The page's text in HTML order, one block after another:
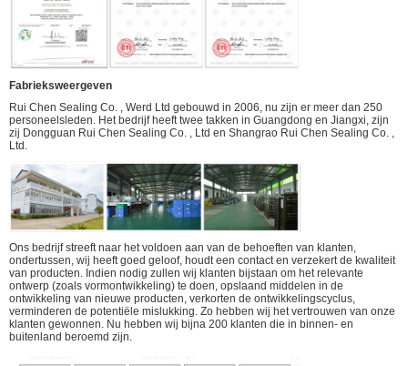
Fabrieksweergeven
Rui Chen Sealing Co. , Werd Ltd gebouwd in 2006, nu zijn er meer dan 250
personeelsleden. Het bedrijf heeft twee takken in Guangdong en Jiangxi, zijn
zij Dongguan Rui Chen Sealing Co. , Ltd en Shangrao Rui Chen Sealing Co. ,
Ltd.
Ons bedrijf streeft naar het voldoen aan van de behoeften van klanten,
ondertussen, wij heeft goed geloof, houdt een contact en verzekert de kwaliteit
van producten. Indien nodig zullen wij klanten bijstaan om het relevante
ontwerp (zoals vormontwikkeling) te doen, opslaand middelen in de
ontwikkeling van nieuwe producten, verkorten de ontwikkelingscyclus,
verminderen de potentiële mislukking. Zo hebben wij het vertrouwen van onze
klanten gewonnen. Nu hebben wij bijna 200 klanten die in binnen- en
buitenland beroemd zijn.